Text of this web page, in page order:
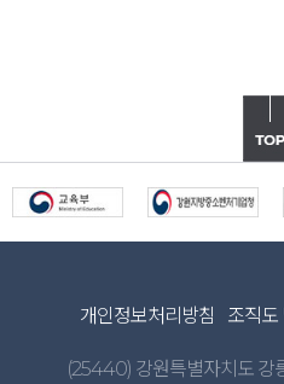
개인정보처리방침 조직도
(25440) 강원특별자치도 강